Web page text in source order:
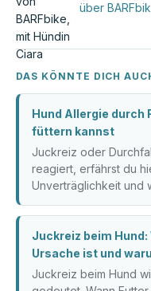
über
DAS KÖNNTE DICH
Hund Allergie durch
füttern kannst
Juckreiz oder
reagiert, erfährst du
Unverträglichkeit und
Juckreiz beim
Ursache ist und
Juckreiz beim Hund